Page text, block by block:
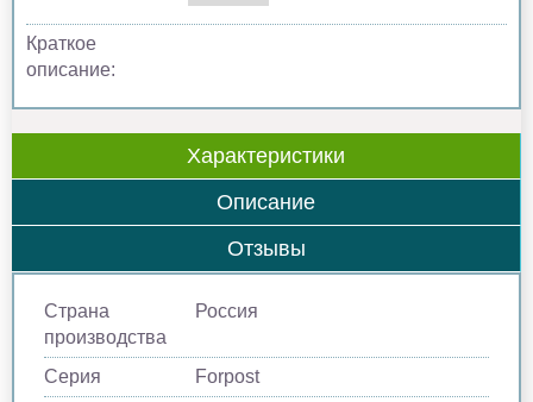
Краткое
описание:
Характеристики
Описание
Отзывы
Страна
производства
Россия
Серия
Forpost